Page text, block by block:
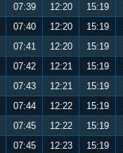
07:39 12:20 15:19
07:40 12:20 15:19
07:41 12:20 15:19
07:42 12:21 15:19
07:43 12:21 15:19
07:44 12:22 15:19
07:45 12:22 15:19
07:45 12:23 15:19